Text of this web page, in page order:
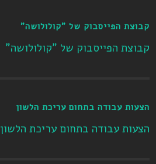
קבוצת הפייסבוק של "קולולושה"
קבוצת הפייסבוק של "קולולושה"
הצעות עבודה בתחום עריכת הלשון
הצעות עבודה בתחום עריכת הלשון